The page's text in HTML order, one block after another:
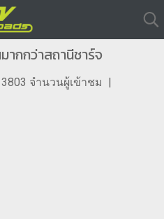
กกว่าสถานีชาร์จ
3803 จำนวนผู้เข้าชม |